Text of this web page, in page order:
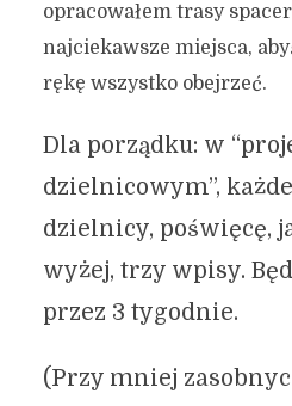
opracowałem trasy
najciekawsze miejsca,
rękę wszystko obejrzeć.
Dla porządku: w
dzielnicowym”,
dzielnicy, poświęcę,
wyżej, trzy wpisy.
przez 3 tygodnie.
(Przy mniej